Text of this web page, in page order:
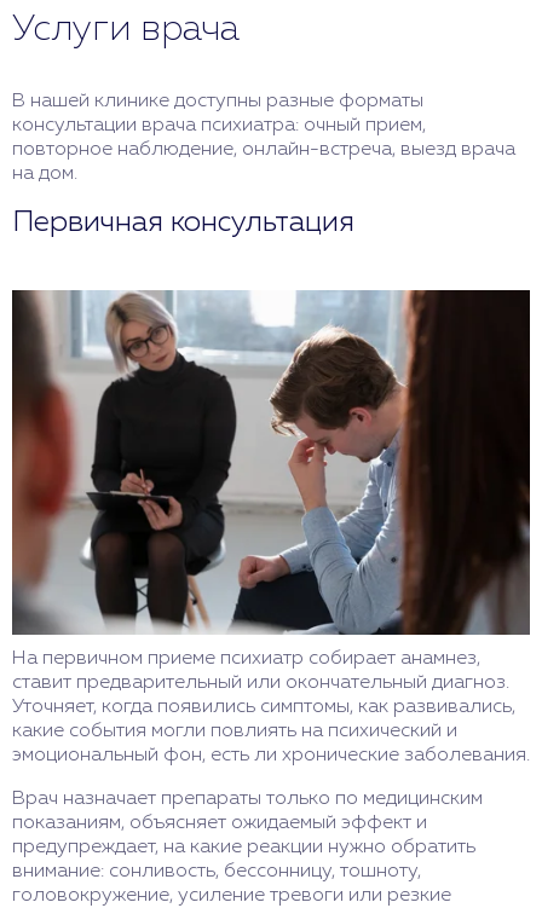
Услуги врача
В нашей клинике доступны разные форматы
консультации врача психиатра: очный прием,
повторное наблюдение, онлайн-встреча, выезд врача
на дом.
Первичная консультация
На первичном приеме психиатр собирает анамнез,
ставит предварительный или окончательный диагноз.
Уточняет, когда появились симптомы, как развивались,
какие события могли повлиять на психический и
эмоциональный фон, есть ли хронические заболевания.
Врач назначает препараты только по медицинским
показаниям, объясняет ожидаемый эффект и
предупреждает, на какие реакции нужно обратить
внимание: сонливость, бессонницу, тошноту,
головокружение, усиление тревоги или резкие